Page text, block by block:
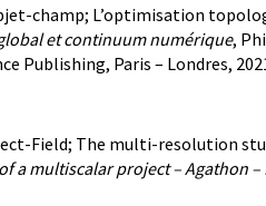
champ; L’optimisation
et continuum numérique,
Publishing, Paris – Londres,
Field; The multi-resolution
a multiscalar project –